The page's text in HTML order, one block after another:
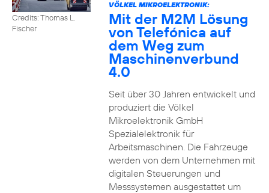
Credits: Thomas L.
Fischer
VÖLKEL MIKROELEKTRONIK:
Mit der M2M Lösung
von Telefónica auf
dem Weg zum
Maschinenverbund
4.0
Seit über 30 Jahren entwickelt und
produziert die Völkel
Mikroelektronik GmbH
Spezialelektronik für
Arbeitsmaschinen. Die Fahrzeuge
werden von dem Unternehmen mit
digitalen Steuerungen und
Messsystemen ausgestattet um